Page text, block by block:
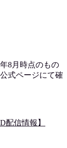
年8月時点のもの
式ページにて確
信情報】